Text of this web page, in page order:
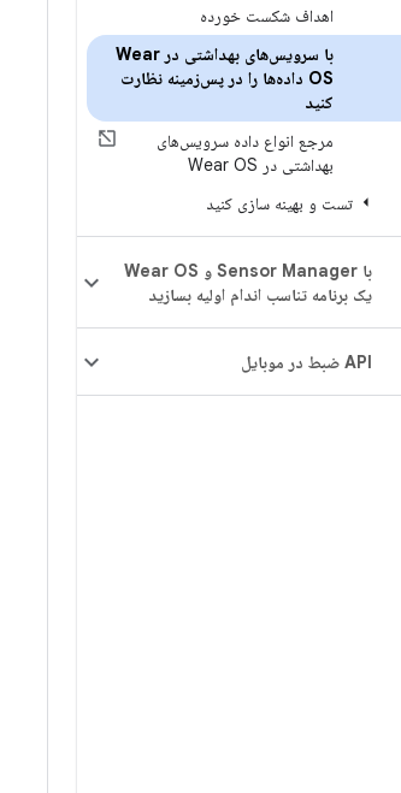
اهداف شکست خورده
با سرویس‌های بهداشتی در Wear
OS داده‌ها را در پس‌زمینه نظارت
کنید
مرجع انواع داده سرویس‌های
بهداشتی در Wear OS
تست و بهینه سازی کنید
با Sensor Manager و Wear OS
یک برنامه تناسب اندام اولیه بسازید
API ضبط در موبایل